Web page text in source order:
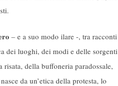
– e a suo modo ilare -, tra racconti
dei luoghi, dei modi e delle sorgenti
della buffoneria paradossale,
da un’etica della protesta, lo